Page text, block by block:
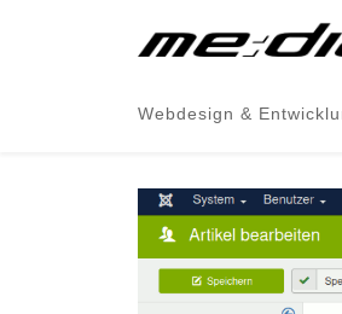
Webdesign &